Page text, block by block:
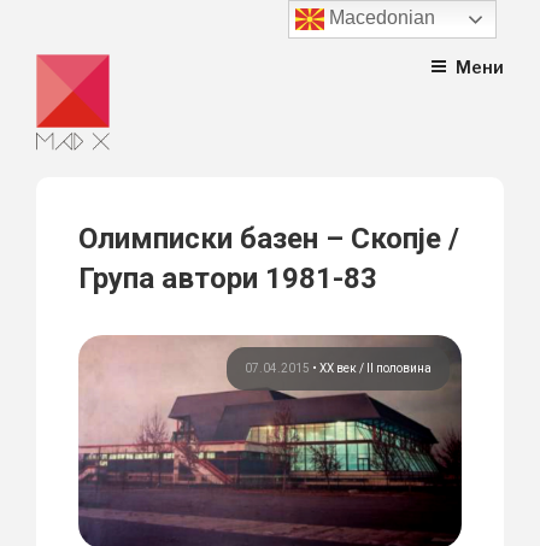
content
Мени
Олимписки базен – Скопје /
Група автори 1981-83
07.04.2015 • ХХ век / II половина
Macedonian